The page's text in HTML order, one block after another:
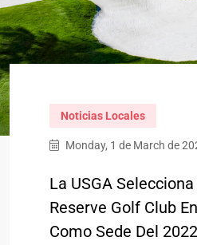
Noticias Locales
Monday, 1 de March de
La USGA
Reserve Golf Club
Como Sede Del